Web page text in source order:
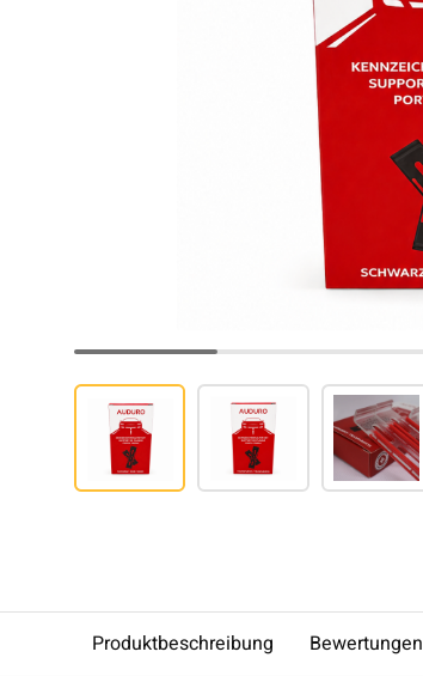
Produktbeschreibung Bewertungen